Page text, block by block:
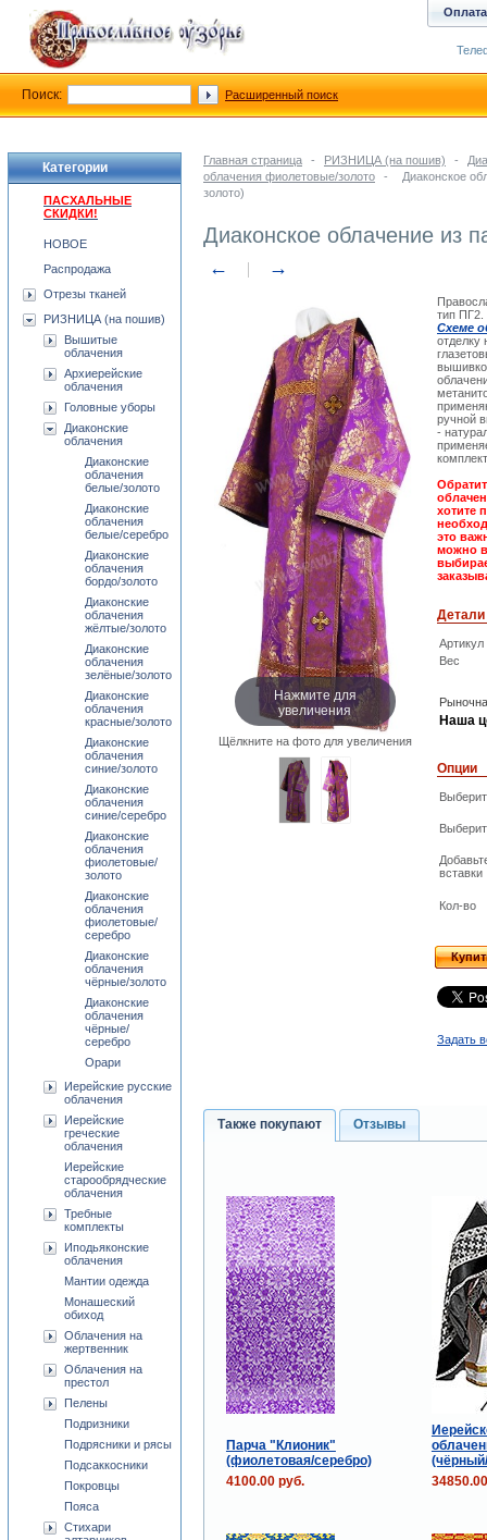
Главная страница - РИЗНИЦА (на пошив) -
облачения фиолетовые/золото
-
Диаконское
золото)
Диаконское облачение из
← →
Нажмите для
увеличения
Щёлкните на фото для увеличения
тип ПГ2.
Схеме
отделку
ручной
-
хотите
это
можно
Детали
Артикул
Вес
Наша
Опции
вставки
Кол-во
Задать
Также покупают Отзывы
Парча "Клионик"
(фиолетовая/серебро)
4100.00 руб.
Категории
ПАСХАЛЬНЫЕ
СКИДКИ!
НОВОЕ
Распродажа
Отрезы тканей
РИЗНИЦА (на пошив)
Вышитые
облачения
Архиерейские
облачения
Головные уборы
Диаконские
облачения
Диаконские
облачения
белые/золото
Диаконские
облачения
белые/серебро
Диаконские
облачения
бордо/золото
Диаконские
облачения
жёлтые/золото
Диаконские
облачения
зелёные/золото
Диаконские
облачения
красные/золото
Диаконские
облачения
синие/золото
Диаконские
облачения
синие/серебро
Диаконские
облачения
фиолетовые/
золото
Диаконские
облачения
фиолетовые/
серебро
Диаконские
облачения
чёрные/золото
Диаконские
облачения
чёрные/
серебро
Орари
Иерейские русские
облачения
Иерейские
греческие
облачения
Иерейские
старообрядческие
облачения
Требные
комплекты
Иподьяконские
облачения
Мантии одежда
Монашеский
обиход
Облачения на
жертвенник
Облачения на
престол
Пелены
Подризники
Подрясники и рясы
Подсаккосники
Покровцы
Пояса
Стихари
Оплата
Поиск: Расширенный поиск